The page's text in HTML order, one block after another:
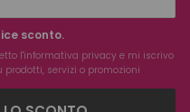
sconto.
l'informativa privacy e mi iscrivo
servizi o promozioni